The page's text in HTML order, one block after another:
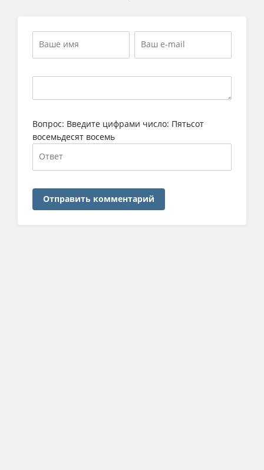
Вопрос: Введите цифрами число: Пятьсот
восемьдесят восемь
Отправить комментарий